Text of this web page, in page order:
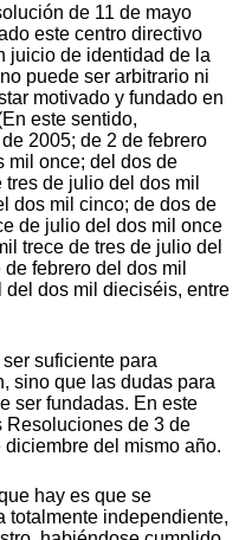
de 11 de mayo
este centro directivo
juicio de identidad de la
puede ser arbitrario ni
motivado y fundado en
este sentido,
2005; de 2 de febrero
mil once; del dos de
de julio del dos mil
dos mil cinco; de dos de
de julio del dos mil once
trece de tres de julio del
febrero del dos mil
dos mil dieciséis, entre
suficiente para
sino que las dudas para
ser fundadas. En este
Resoluciones de 3 de
del mismo año.
hay es que se
totalmente independiente,